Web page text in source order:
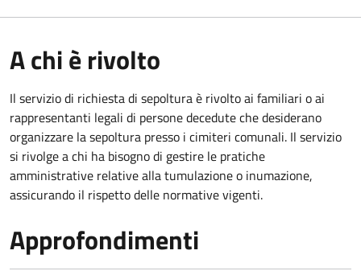
A chi è rivolto
Il servizio di richiesta di sepoltura è rivolto ai familiari o ai
rappresentanti legali di persone decedute che desiderano
organizzare la sepoltura presso i cimiteri comunali. Il servizio
si rivolge a chi ha bisogno di gestire le pratiche
amministrative relative alla tumulazione o inumazione,
assicurando il rispetto delle normative vigenti.
Approfondimenti